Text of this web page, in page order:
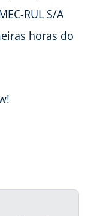
RUL S/A
horas do